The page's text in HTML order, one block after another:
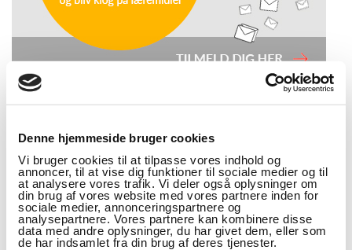
Denne hjemmeside bruger cookies
Vi bruger cookies til at tilpasse vores indhold og
annoncer, til at vise dig funktioner til sociale medier og til
at analysere vores trafik. Vi deler også oplysninger om
din brug af vores website med vores partnere inden for
sociale medier, annonceringspartnere og
analysepartnere. Vores partnere kan kombinere disse
data med andre oplysninger, du har givet dem, eller som
de har indsamlet fra din brug af deres tjenester.
FAKTA OM PROJEKTET
STATUS: IGANGVÆRENDE
Periode:2025-2026
Projektleder:Bettina Buch, Absalon